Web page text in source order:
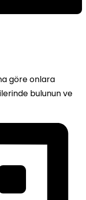
göre onlara
bulunun ve